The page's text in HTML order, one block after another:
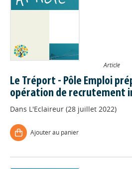
Article
Le Tréport - Pôle Emploi
opération de recrutement
Dans L'Eclaireur (28 juillet 2022)
Ajouter au panier